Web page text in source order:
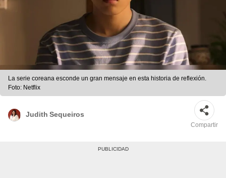
La serie coreana esconde un gran mensaje en esta historia de reflexión.
Foto: Netflix
Judith Sequeiros
Compartir